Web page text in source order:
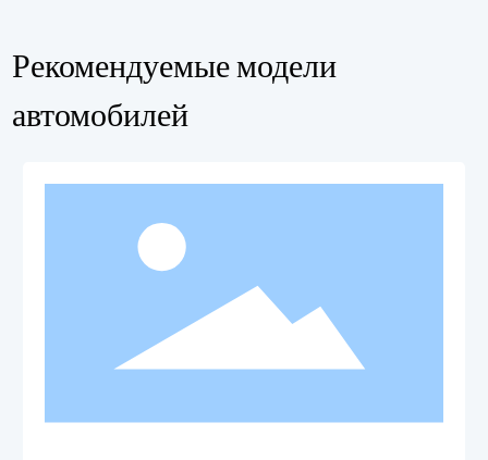
Рекомендуемые модели
автомобилей